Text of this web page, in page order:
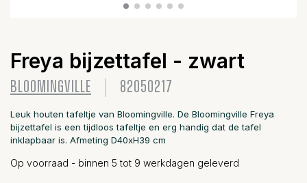
Freya bijzettafel - zwart
BLOOMINGVILLE 82050217
Leuk houten tafeltje van Bloomingville. De Bloomingville Freya
bijzettafel is een tijdloos tafeltje en erg handig dat de tafel
inklapbaar is. Afmeting D40xH39 cm
Op voorraad - binnen 5 tot 9 werkdagen geleverd